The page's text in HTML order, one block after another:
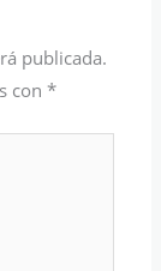
publicada.
con*